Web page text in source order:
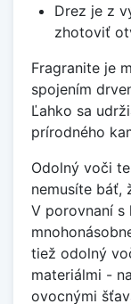
Drez je z
zhotoviť
Fragranite je
spojením
Ľahko sa
prírodného
Odolný voči
nemusíte báť,
V porovnaní s
tiež odolný
materiálmi -
ovocnými